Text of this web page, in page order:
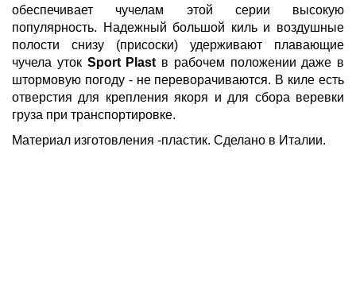
обеспечивает чучелам этой серии высокую
популярность. Надежный большой киль и воздушные
полости снизу (присоски) удерживают плавающие
чучела уток Sport Plast в рабочем положении даже в
штормовую погоду - не переворачиваются. В киле есть
отверстия для крепления якоря и для сбора веревки
груза при транспортировке.
Материал изготовления -пластик. Сделано в Италии.